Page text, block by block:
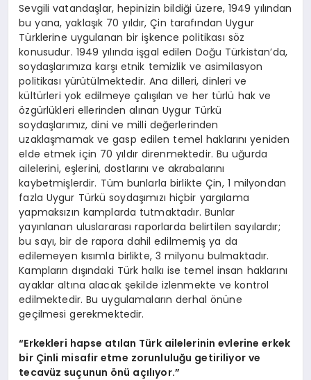
Sevgili vatandaşlar, hepinizin bildiği üzere, 1949 yılından
bu yana, yaklaşık 70 yıldır, Çin tarafından Uygur
Türklerine uygulanan bir işkence politikası söz
konusudur. 1949 yılında işgal edilen Doğu Türkistan’da,
soydaşlarımıza karşı etnik temizlik ve asimilasyon
politikası yürütülmektedir. Ana dilleri, dinleri ve
kültürleri yok edilmeye çalışılan ve her türlü hak ve
özgürlükleri ellerinden alınan Uygur Türkü
soydaşlarımız, dini ve milli değerlerinden
uzaklaşmamak ve gasp edilen temel haklarını yeniden
elde etmek için 70 yıldır direnmektedir. Bu uğurda
ailelerini, eşlerini, dostlarını ve akrabalarını
kaybetmişlerdir. Tüm bunlarla birlikte Çin, 1 milyondan
fazla Uygur Türkü soydaşımızı hiçbir yargılama
yapmaksızın kamplarda tutmaktadır. Bunlar
yayınlanan uluslararası raporlarda belirtilen sayılardır;
bu sayı, bir de rapora dahil edilmemiş ya da
edilemeyen kısımla birlikte, 3 milyonu bulmaktadır.
Kampların dışındaki Türk halkı ise temel insan haklarını
ayaklar altına alacak şekilde izlenmekte ve kontrol
edilmektedir. Bu uygulamaların derhal önüne
geçilmesi gerekmektedir.
“Erkekleri hapse atılan Türk ailelerinin evlerine erkek
bir Çinli misafir etme zorunluluğu getiriliyor ve
tecavüz suçunun önü açılıyor.”